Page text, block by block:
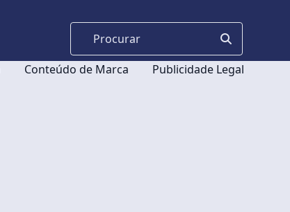
Conteúdo de Marca Publicidade Legal